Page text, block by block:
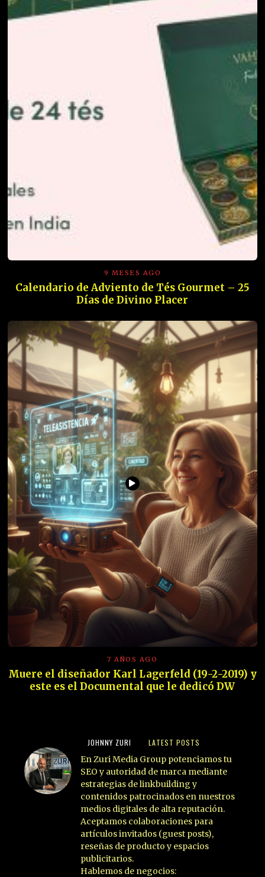
9 MESES AGO
Calendario de Adviento de Tés Gourmet – 25
Días de Divino Placer
7 AÑOS AGO
Muere el diseñador Karl Lagerfeld (19-2-2019) y
este es el Documental que le dedicó DW
JOHNNY ZURI LATEST POSTS
En Zuri Media Group potenciamos tu
SEO y autoridad de marca mediante
estrategias de linkbuilding y
contenidos patrocinados en nuestros
medios digitales de alta reputación.
Aceptamos colaboraciones para
artículos invitados (guest posts),
reseñas de producto y espacios
publicitarios.
Hablemos de negocios: